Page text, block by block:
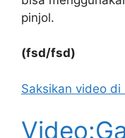
pinjol.
(fsd/fsd)
Saksikan video di